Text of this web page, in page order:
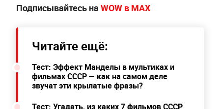
Подписывайтесь на WOW в МАХ
Читайте ещё:
Тест: Эффект Манделы в мультиках и
фильмах СССР — как на самом деле
звучат эти крылатые фразы?
Тест: Угадать, из каких 7 фильмов СССР